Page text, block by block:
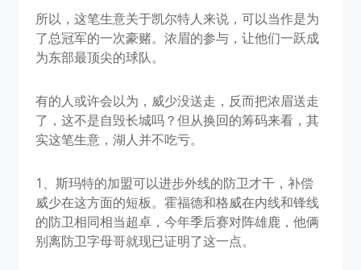
所以，这笔生意关于凯尔特人来说，可以当作是为
了总冠军的一次豪赌。浓眉的参与，让他们一跃成
为东部最顶尖的球队。
有的人或许会以为，威少没送走，反而把浓眉送走
了，这不是自毁长城吗？但从换回的筹码来看，其
实这笔生意，湖人并不吃亏。
1、斯玛特的加盟可以进步外线的防卫才干，补偿
威少在这方面的短板。霍福德和格威在内线和锋线
的防卫相同相当超卓，今年季后赛对阵雄鹿，他俩
别离防卫字母哥就现已证明了这一点。